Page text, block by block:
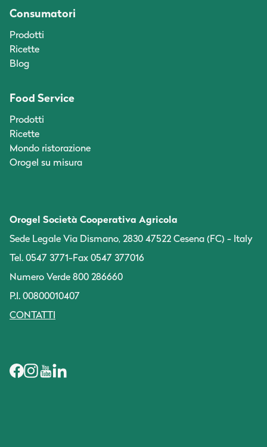
Orogel Società Cooperativa Agricola
Sede Legale Via Dismano, 2830 47522 Cesena (FC) - Italy
Tel. 0547 3771-Fax 0547 377016
Numero Verde 800 286660
P.I. 00800010407
CONTATTI
Consumatori
Prodotti
Ricette
Blog
Food Service
Prodotti
Ricette
Mondo ristorazione
Orogel su misura